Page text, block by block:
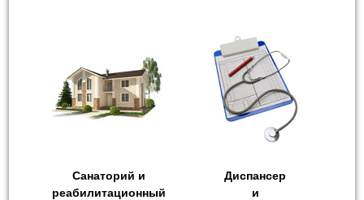
Санаторий и
реабилитационный
Диспансер
и